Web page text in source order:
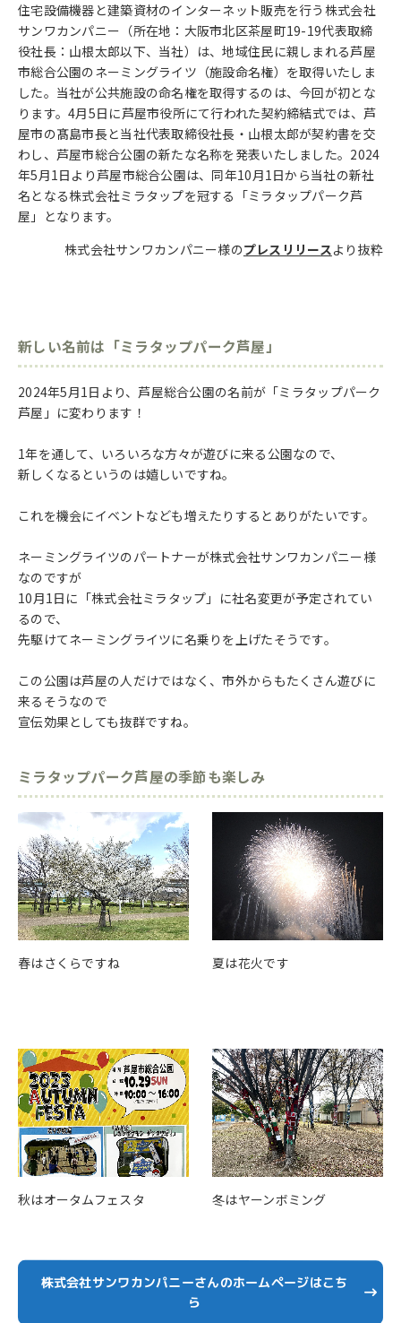
住宅設備機器と建築資材のインターネット販売を行う株式会社
サンワカンパニー（所在地：大阪市北区茶屋町19-19代表取締
役社長：山根太郎以下、当社）は、地域住民に親しまれる芦屋
市総合公園のネーミングライツ（施設命名権）を取得いたしま
した。当社が公共施設の命名権を取得するのは、今回が初とな
ります。4月5日に芦屋市役所にて行われた契約締結式では、芦
屋市の髙島市長と当社代表取締役社長・山根太郎が契約書を交
わし、芦屋市総合公園の新たな名称を発表いたしました。2024
年5月1日より芦屋市総合公園は、同年10月1日から当社の新社
名となる株式会社ミラタップを冠する「ミラタップパーク芦
屋」となります。
株式会社サンワカンパニー様のプレスリリースより抜粋
新しい名前は「ミラタップパーク芦屋」
2024年5月1日より、芦屋総合公園の名前が「ミラタップパーク
芦屋」に変わります！
1年を通して、いろいろな方々が遊びに来る公園なので、
新しくなるというのは嬉しいですね。
これを機会にイベントなども増えたりするとありがたいです。
ネーミングライツのパートナーが株式会社サンワカンパニー様
なのですが
10月1日に「株式会社ミラタップ」に社名変更が予定されてい
るので、
先駆けてネーミングライツに名乗りを上げたそうです。
この公園は芦屋の人だけではなく、市外からもたくさん遊びに
来るそうなので
宣伝効果としても抜群ですね。
ミラタップパーク芦屋の季節も楽しみ
春はさくらですね 夏は花火です
秋はオータムフェスタ 冬はヤーンボミング
株式会社サンワカンパニーさんのホームページはこち
ら